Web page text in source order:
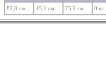
82,8 см 45,1 см 75,9 см 0 кг